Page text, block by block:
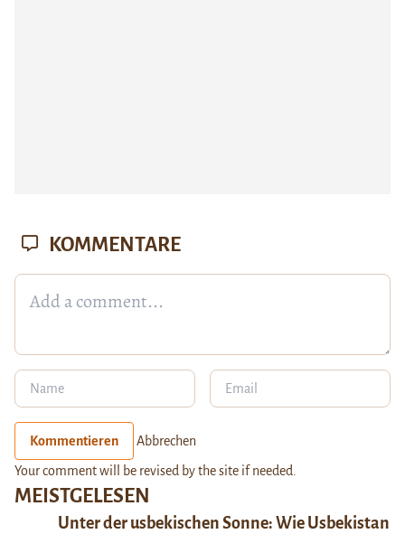
MEISTGELESEN
Unter der usbekischen Sonne: Wie Usbekistan
KOMMENTARE
Kommentieren Abbrechen
Your comment will be revised by the site if needed.